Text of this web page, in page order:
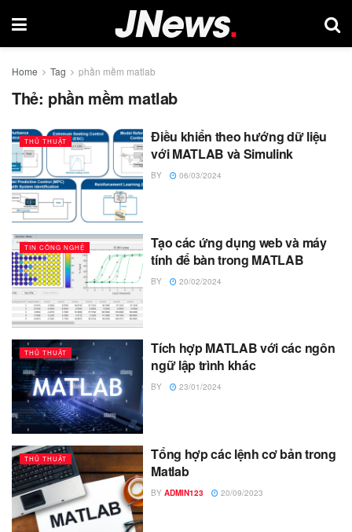
Home Tag phần mềm matlab
Thẻ: phần mềm matlab
THỦ THUẬT
Điều khiển theo hướng dữ liệu
với MATLAB và Simulink
BY 06/03/2024
TIN CÔNG NGHỆ
Tạo các ứng dụng web và máy
tính để bàn trong MATLAB
BY 20/02/2024
THỦ THUẬT
Tích hợp MATLAB với các ngôn
ngữ lập trình khác
BY 23/01/2024
THỦ THUẬT
Tổng hợp các lệnh cơ bản trong
Matlab
BY ADMIN123 20/09/2023